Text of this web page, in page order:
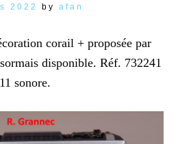
2022 by afan
corail + proposée par
disponible. Réf. 732241
sonore.